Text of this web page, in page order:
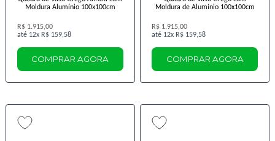
Moldura Alumínio 100x100cm
R$ 1.915,00
12x R$ 159,58
COMPRAR AGORA
Moldura de Alumínio 100x100cm
R$ 1.915,00
12x R$ 159,58
COMPRAR AGORA